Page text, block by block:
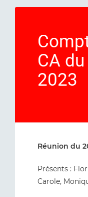
CA
2023
Réunion du
Présents :
Carole,